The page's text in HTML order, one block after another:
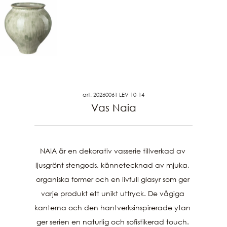
art. 20260061 LEV 10-14
Vas Naia
NAIA är en dekorativ vasserie tillverkad av
ljusgrönt stengods, kännetecknad av mjuka,
organiska former och en livfull glasyr som ger
varje produkt ett unikt uttryck. De vågiga
kanterna och den hantverksinspirerade ytan
ger serien en naturlig och sofistikerad touch.